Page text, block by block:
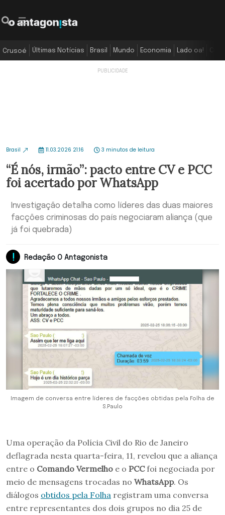
Crusoé Últimas Notícias Brasil Mundo Economia Lado oa!
Brasil 11.03.2026 21:16 3 minutos de leitura
“É nós, irmão”: pacto entre CV e PCC
foi acertado por WhatsApp
Investigação detalha como líderes das duas maiores
facções criminosas do país negociaram aliança (que
já foi quebrada)
Redação O Antagonista
Imagem de conversa entre líderes de facções obtidas pela Folha de
S.Paulo
Uma operação da Polícia Civil do Rio de Janeiro
deflagrada nesta quarta-feira, 11, revelou que a aliança
entre o Comando Vermelho e o PCCfoi negociada por
meio de mensagens trocadas no WhatsApp. Os
diálogos obtidos pela Folha registram uma conversa
entre representantes dos dois grupos no dia 25 de